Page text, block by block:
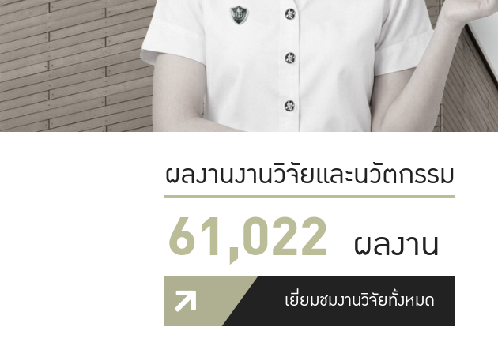
ผลงานงานวิจัยและนวัตกรรม
61,022 ผลงาน
เยี่ยมชมงานวิจัยทั้งหมด